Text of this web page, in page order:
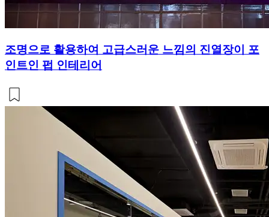
조명으로 활용하여 고급스러운 느낌의 진열장이 포
인트인 펍 인테리어